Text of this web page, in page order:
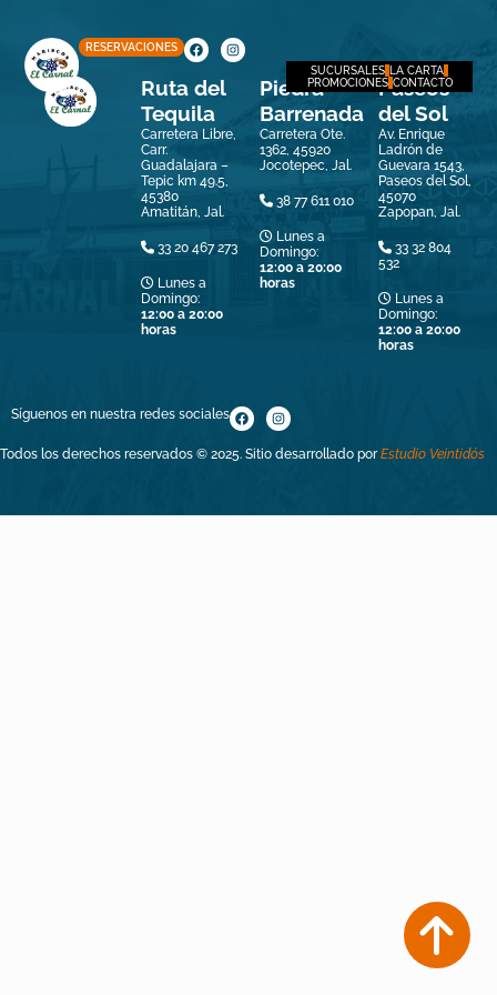
RESERVACIONES
SUCURSALES LA CARTA
PROMOCIONES CONTACTO
Ruta del
Tequila
Carretera Libre,
Carr.
Guadalajara –
Tepic km 49.5,
45380
Amatitán, Jal.
33 20 467 273
Lunes a
Domingo:
12:00 a 20:00
horas
Piedra
Barrenada
Carretera Ote.
1362, 45920
Jocotepec, Jal.
38 77 611 010
Lunes a
Domingo:
12:00 a 20:00
horas
Paseos
del Sol
Av. Enrique
Ladrón de
Guevara 1543,
Paseos del Sol,
45070
Zapopan, Jal.
33 32 804
532
Lunes a
Domingo:
12:00 a 20:00
horas
Síguenos en nuestra redes sociales
Todos los derechos reservados © 2025. Sitio desarrollado porEstudio Veintidós